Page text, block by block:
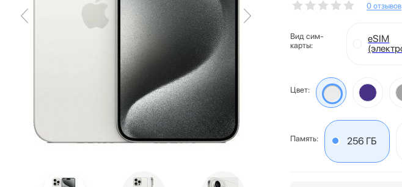
0 отзывов
Вид сим-
карты:
eSIM
Цвет:
Память: 256 ГБ